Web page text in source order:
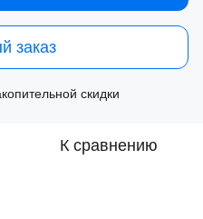
заказ
скидки
К сравнению